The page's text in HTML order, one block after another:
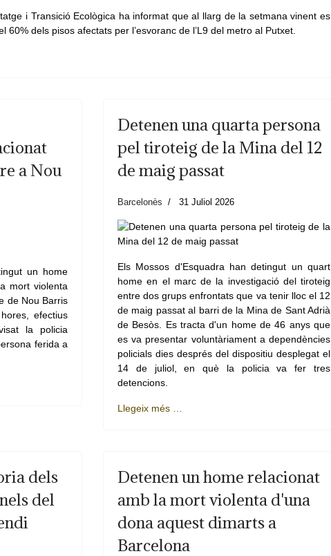
i Transició Ecològica ha informat que al llarg de la setmana vinent es
dels pisos afectats per l’esvoranc de l’L9 del metro al Putxet.
a Nou
un home
mort violenta
de Nou Barris
efectius
la policia
ferida a
Detenen una quarta persona
pel tiroteig de la Mina del 12
de maig passat
Barcelonès 31 Juliol 2026
Els Mossos d'Esquadra han detingut un quart
home en el marc de la investigació del tiroteig
entre dos grups enfrontats que va tenir lloc el 12
de maig passat al barri de la Mina de Sant Adrià
de Besòs. Es tracta d'un home de 46 anys que
es va presentar voluntàriament a dependències
policials dies després del dispositiu desplegat el
14 de juliol, en què la policia va fer tres
detencions.
Llegeix més …
dels
del
Detenen un home relacionat
amb la mort violenta d'una
dona aquest dimarts a
Barcelona